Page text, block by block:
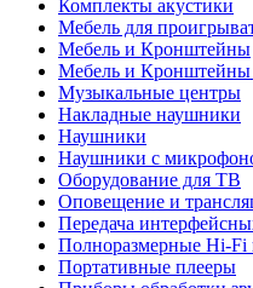
Комплекты акустики
Мебель для
Мебель и Кронштейны
Мебель и Кронштейны
Музыкальные центры
Накладные наушники
Наушники
Наушники с
Оборудование для ТВ
Оповещение и
Передача
Полноразмерные Hi-Fi
Портативные плееры